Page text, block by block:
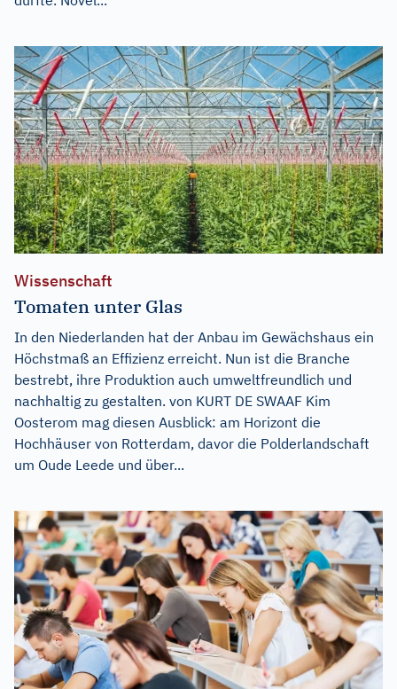
Wissenschaft
Tomaten unter Glas
In den Niederlanden hat der Anbau im Gewächshaus ein
Höchstmaß an Effizienz erreicht. Nun ist die Branche
bestrebt, ihre Produktion auch umweltfreundlich und
nachhaltig zu gestalten. von KURT DE SWAAF Kim
Oosterom mag diesen Ausblick: am Horizont die
Hochhäuser von Rotterdam, davor die Polderlandschaft
um Oude Leede und über...